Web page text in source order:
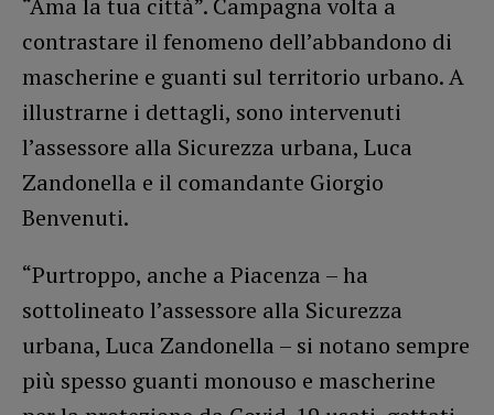
contrastare il fenomeno dell’abbandono di
mascherine e guanti sul territorio urbano. A
illustrarne i dettagli, sono intervenuti
l’assessore alla Sicurezza urbana, Luca
Zandonella e il comandante Giorgio
Benvenuti.
“Purtroppo, anche a Piacenza – ha
sottolineato l’assessore alla Sicurezza
urbana, Luca Zandonella – si notano sempre
più spesso guanti monouso e mascherine